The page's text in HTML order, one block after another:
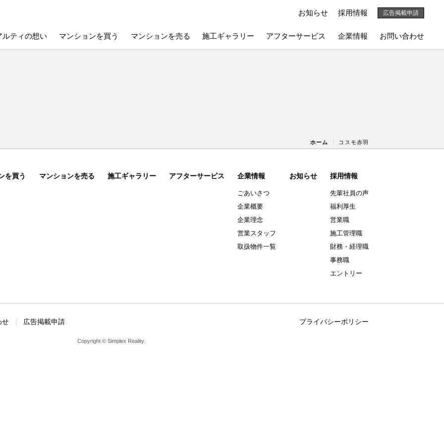
ティの想い マンションを買う マンションを売る 施工ギャラリー アフターサービス 企業情報 お問い合わせ
お知らせ 採用情報 広告掲載申請
ホーム コスモ赤羽
を買う マンションを売る 施工ギャラリー アフターサービス 企業情報
ごあいさつ
企業概要
企業理念
営業スタッフ
取扱物件一覧
お知らせ 採用情報
先輩社員の声
福利厚生
営業職
施工管理職
財務・経理職
事務職
エントリー
広告掲載申請 プライバシーポリシー
せ
Copyright © Simplex Reality.